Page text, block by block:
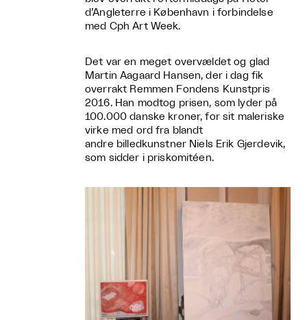
d’Angleterre i København i forbindelse
med Cph Art Week.
Det var en meget overvældet og glad
Martin Aagaard Hansen, der i dag fik
overrakt Remmen Fondens Kunstpris
2016. Han modtog prisen, som lyder på
100.000 danske kroner, for sit maleriske
virke med ord fra blandt
andre billedkunstner Niels Erik Gjerdevik,
som sidder i priskomitéen.